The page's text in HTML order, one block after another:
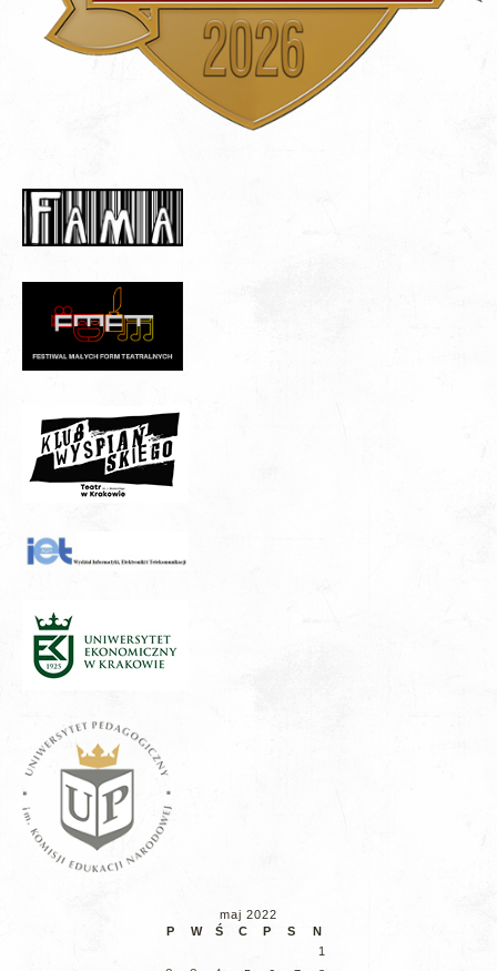
maj 2022
P
W Ś C P S
N
1